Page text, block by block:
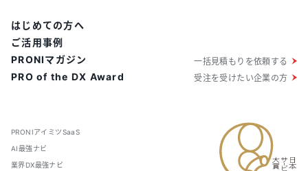
PRONIアイミツSaaS
AI最強ナビ
業界DX最強ナビ
はじめての方へ
ご活用事例
PRONIマガジン
PRO of the DX Award
一括見積もりを依頼する
受注を受けたい企業の方